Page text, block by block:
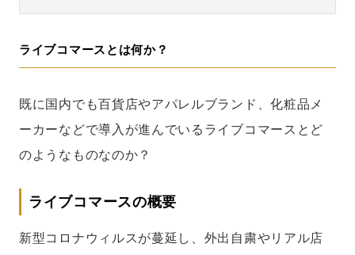
ライブコマースとは何か？
既に国内でも百貨店やアパレルブランド、化粧品メ
ーカーなどで導入が進んでいるライブコマースとど
のようなものなのか？
ライブコマースの概要
新型コロナウィルスが蔓延し、外出自粛やリアル店